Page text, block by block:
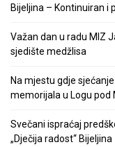
Bijeljina – Kontinuiran i
Važan dan u radu MIZ
sjedište medžlisa
Na mjestu gdje
memorijala u Logu pod
Svečani ispraćaj
„Dječija radost“ Bijeljina